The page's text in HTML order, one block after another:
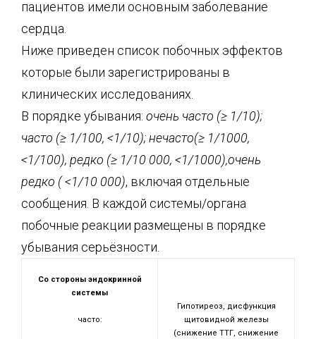
пациентов имели основным заболевание
сердца.
Ниже приведен список побочных эффектов
которые были зарегистрированы в
клинических исследованиях.
В порядке убывания: очень часто (≥ 1/10);
часто (≥ 1/100, <1/10); нечасто(≥ 1/1000,
<1/100), редко (≥ 1/10 000, <1/1000),очень
редко ( <1/10 000), включая отдельные
сообщения. В каждой системы/органа
побочные реакции размещены в порядке
убывания серьёзности.
Со стороны эндокринной
системы
часто:
Гипотиреоз, дисфункция
щитовидной железы
(снижение ТТГ, снижение